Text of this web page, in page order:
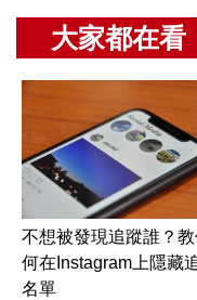
大家都在看
不想被發現追蹤誰？
何在Instagram上隱藏
名單